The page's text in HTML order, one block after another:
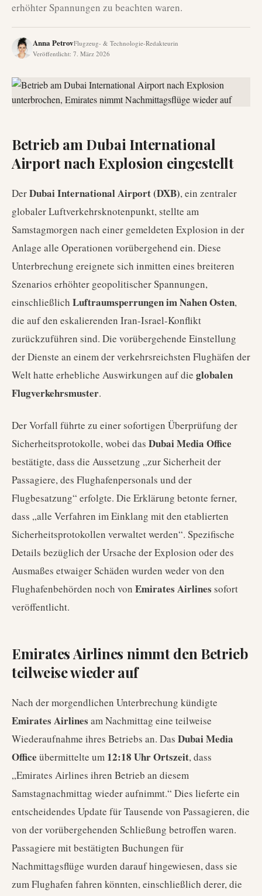
erhöhter Spannungen zu beachten waren.
Anna PetrovFlugzeug- & Technologie-Redakteurin
Veröffentlicht: 7. März 2026
Betrieb am Dubai International
Airport nach Explosion eingestellt
DerDubai International Airport (DXB), ein zentraler
globaler Luftverkehrsknotenpunkt, stellte am
Samstagmorgen nach einer gemeldeten Explosion in der
Anlage alle Operationen vorübergehend ein. Diese
Unterbrechung ereignete sich inmitten eines breiteren
Szenarios erhöhter geopolitischer Spannungen,
einschließlich Luftraumsperrungen im Nahen Osten,
die auf den eskalierenden Iran-Israel-Konflikt
zurückzuführen sind. Die vorübergehende Einstellung
der Dienste an einem der verkehrsreichsten Flughäfen der
Welt hatte erhebliche Auswirkungen auf die globalen
Flugverkehrsmuster.
Der Vorfall führte zu einer sofortigen Überprüfung der
Sicherheitsprotokolle, wobei das Dubai Media Office
bestätigte, dass die Aussetzung „zur Sicherheit der
Passagiere, des Flughafenpersonals und der
Flugbesatzung“ erfolgte. Die Erklärung betonte ferner,
dass „alle Verfahren im Einklang mit den etablierten
Sicherheitsprotokollen verwaltet werden“. Spezifische
Details bezüglich der Ursache der Explosion oder des
Ausmaßes etwaiger Schäden wurden weder von den
Flughafenbehörden noch von Emirates Airlines sofort
veröffentlicht.
Emirates Airlines nimmt den Betrieb
teilweise wieder auf
Nach der morgendlichen Unterbrechung kündigte
Emirates Airlines am Nachmittag eine teilweise
Wiederaufnahme ihres Betriebs an. Das Dubai Media
Office übermittelte um 12:18 Uhr Ortszeit, dass
„Emirates Airlines ihren Betrieb an diesem
Samstagnachmittag wieder aufnimmt.“ Dies lieferte ein
entscheidendes Update für Tausende von Passagieren, die
von der vorübergehenden Schließung betroffen waren.
Passagiere mit bestätigten Buchungen für
Nachmittagsflüge wurden darauf hingewiesen, dass sie
zum Flughafen fahren könnten, einschließlich derer, die